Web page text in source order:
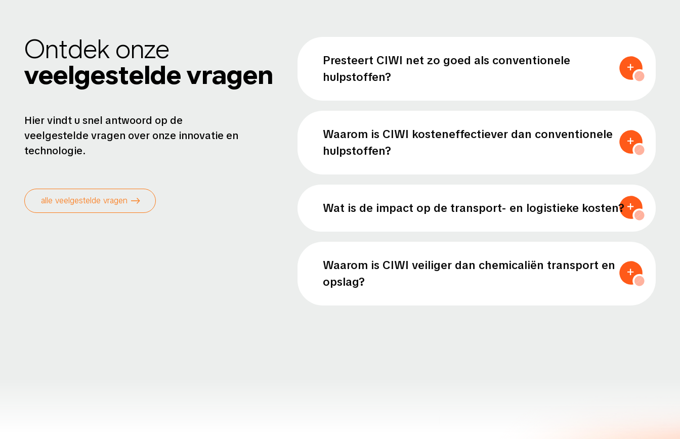
Ontdek onze
veelgestelde vragen
Hier vindt u snel antwoord op de
veelgestelde vragen over onze innovatie en
technologie.
alle veelgestelde vragen
Presteert CIWI net zo goed als conventionele
hulpstoffen?
Waarom is CIWI kosteneffectiever dan conventionele
hulpstoffen?
Wat is de impact op de transport- en logistieke kosten?
Waarom is CIWI veiliger dan chemicaliën transport en
opslag?